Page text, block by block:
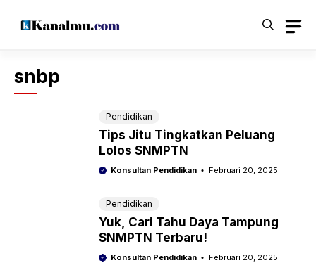
snbp
Pendidikan
Tips Jitu Tingkatkan Peluang
Lolos SNMPTN
Konsultan Pendidikan Februari 20, 2025
Pendidikan
Yuk, Cari Tahu Daya Tampung
SNMPTN Terbaru!
Konsultan Pendidikan Februari 20, 2025